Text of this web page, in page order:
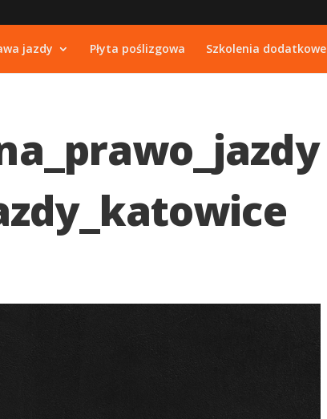
jazdy Płyta poślizgowa Szkolenia dodatkowe